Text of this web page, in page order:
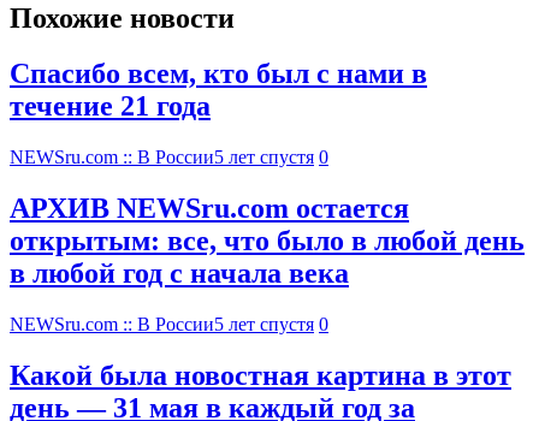
Похожие новости
Спасибо всем, кто был с нами в
течение 21 года
NEWSru.com :: В России5 лет спустя 0
АРХИВ NEWSru.com остается
открытым: все, что было в любой день
в любой год с начала века
NEWSru.com :: В России5 лет спустя 0
Какой была новостная картина в этот
день — 31 мая в каждый год за